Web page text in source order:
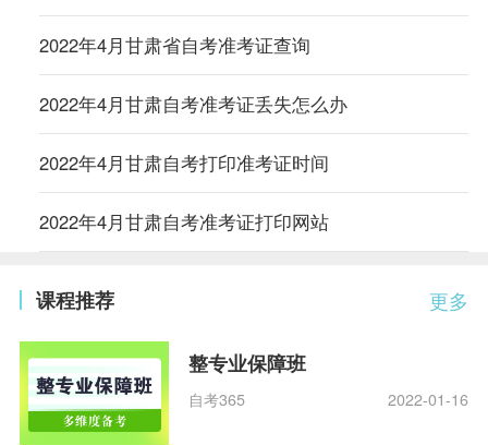
2022年4月甘肃省自考准考证查询
2022年4月甘肃自考准考证丢失怎么办
2022年4月甘肃自考打印准考证时间
2022年4月甘肃自考准考证打印网站
更多
课程推荐
整专业保障班
自考365 2022-01-16